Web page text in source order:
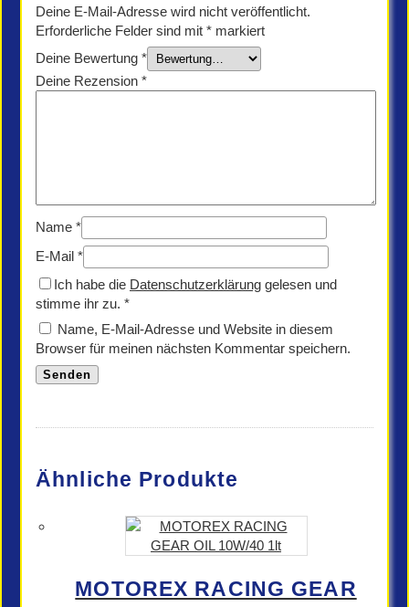
Deine E-Mail-Adresse wird nicht veröffentlicht.
Erforderliche Felder sind mit * markiert
Deine Bewertung *
Deine Rezension *
Name *
E-Mail *
Ich habe die Datenschutzerklärung gelesen und
stimme ihr zu. *
Name, E-Mail-Adresse und Website in diesem
Browser für meinen nächsten Kommentar speichern.
Ähnliche Produkte
MOTOREX RACING GEAR